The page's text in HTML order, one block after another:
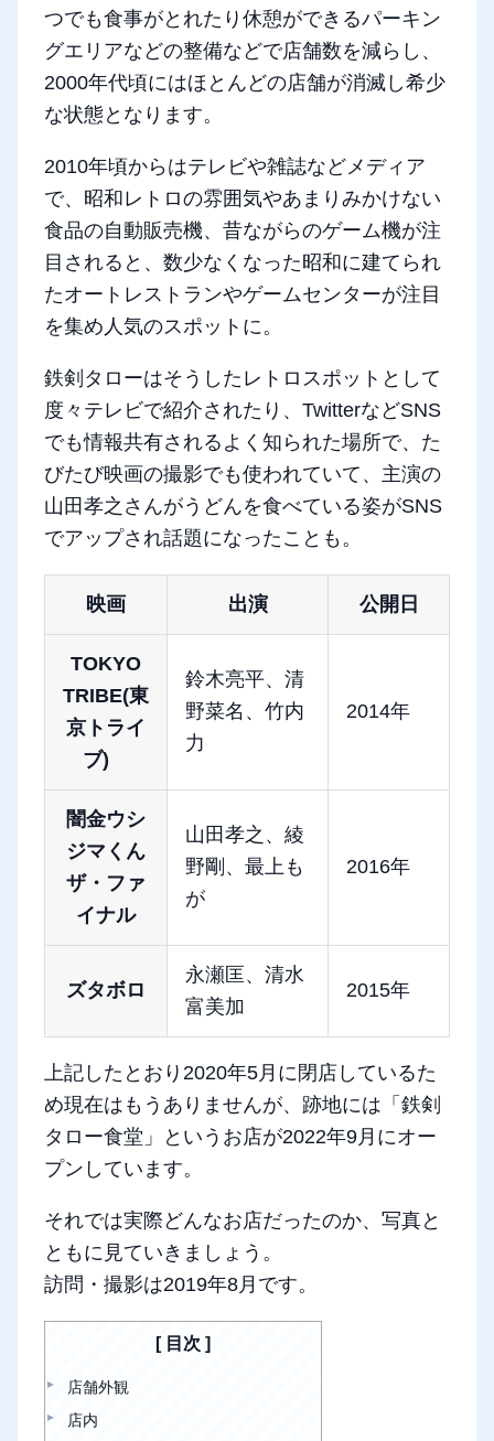
つでも食事がとれたり休憩ができるパーキン
グエリアなどの整備などで店舗数を減らし、
2000年代頃にはほとんどの店舗が消滅し希少
な状態となります。
2010年頃からはテレビや雑誌などメディア
で、昭和レトロの雰囲気やあまりみかけない
食品の自動販売機、昔ながらのゲーム機が注
目されると、数少なくなった昭和に建てられ
たオートレストランやゲームセンターが注目
を集め人気のスポットに。
鉄剣タローはそうしたレトロスポットとして
度々テレビで紹介されたり、TwitterなどSNS
でも情報共有されるよく知られた場所で、た
びたび映画の撮影でも使われていて、主演の
山田孝之さんがうどんを食べている姿がSNS
でアップされ話題になったことも。
映画 出演 公開日
TOKYO
TRIBE(東
京トライ
ブ)
鈴木亮平、清
野菜名、竹内
力
2014年
闇金ウシ
ジマくん
ザ・ファ
イナル
山田孝之、綾
野剛、最上も
が
2016年
ズタボロ
永瀬匡、清水
富美加
2015年
上記したとおり2020年5月に閉店しているた
め現在はもうありませんが、跡地には「鉄剣
タロー食堂」というお店が2022年9月にオー
プンしています。
それでは実際どんなお店だったのか、写真と
ともに見ていきましょう。
訪問・撮影は2019年8月です。
目次
店舗外観
店内